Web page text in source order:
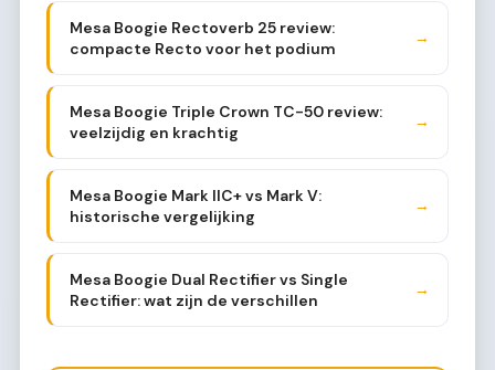
Mesa Boogie Rectoverb 25 review:
compacte Recto voor het podium
→
Mesa Boogie Triple Crown TC-50 review:
veelzijdig en krachtig
→
Mesa Boogie Mark IIC+ vs Mark V:
historische vergelijking
→
Mesa Boogie Dual Rectifier vs Single
Rectifier: wat zijn de verschillen
→